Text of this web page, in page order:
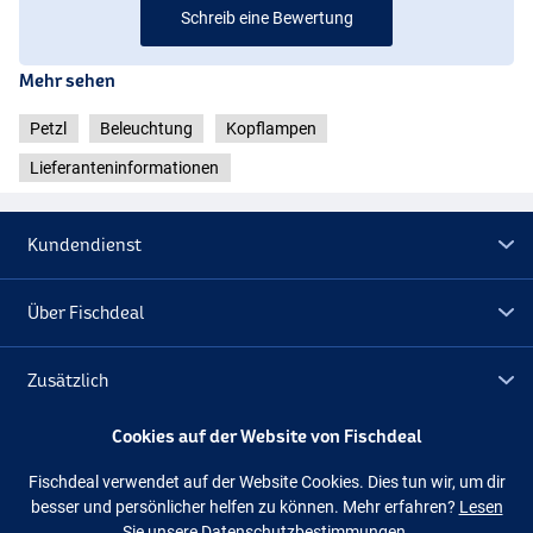
Schreib eine Bewertung
Mehr sehen
Petzl Beleuchtung Kopflampen
Lieferanteninformationen
Kundendienst
Über Fischdeal
Zusätzlich
Lagerräumung
Facebook
Cookies auf der Website von Fischdeal
Fischdeal verwendet auf der Website Cookies. Dies tun wir, um dir
besser und persönlicher helfen zu können. Mehr erfahren? Lesen